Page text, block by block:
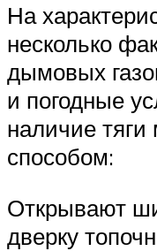
На
несколько
дымовых
и погодные
наличие
способом:
Открывают
дверку